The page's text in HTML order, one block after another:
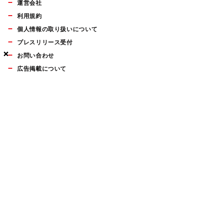
×
×
×
運営会社
利用規約
個人情報の取り扱いについて
プレスリリース受付
お問い合わせ
広告掲載について